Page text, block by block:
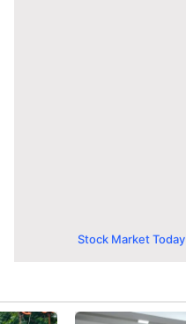
Stock Market Today